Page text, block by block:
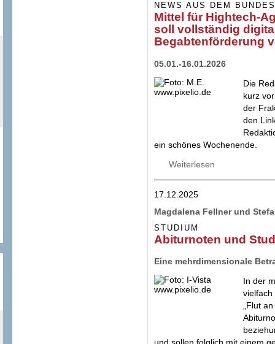
NEWS AUS DEM
Mittel für Hightech-
soll vollständig
Begabtenförderung
05.01.-16.01.2026
Die
kurz
der
den
ein schönes Wochenende.
Weiterlesen
17.12.2025
Magdalena Fellner und
STUDIUM
Abiturnoten und
Eine mehrdimensionale
In der
vielfach
„Flut